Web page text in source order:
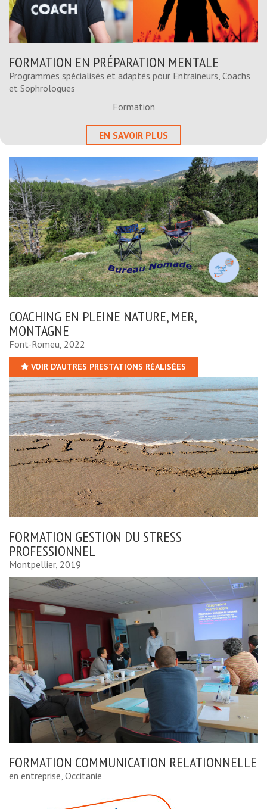
FORMATION EN PRÉPARATION MENTALE
Programmes spécialisés et adaptés pour Entraineurs, Coachs
et Sophrologues
Formation
EN SAVOIR PLUS
COACHING EN PLEINE NATURE, MER,
MONTAGNE
Font-Romeu, 2022
VOIR D'AUTRES PRESTATIONS RÉALISÉES
FORMATION GESTION DU STRESS
PROFESSIONNEL
Montpellier, 2019
FORMATION COMMUNICATION RELATIONNELLE
en entreprise, Occitanie